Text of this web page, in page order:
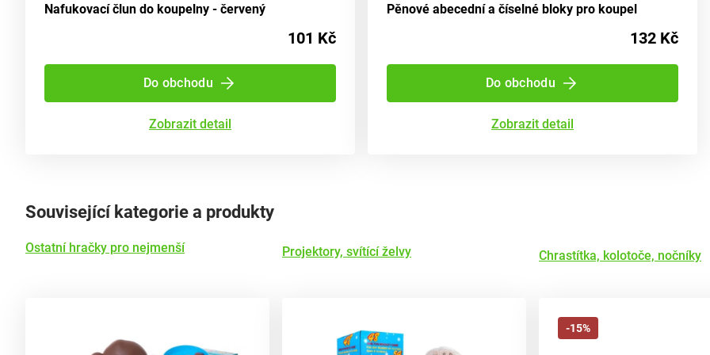
Nafukovací člun do koupelny - červený
101 Kč
Do obchodu
Zobrazit detail
Pěnové abecední a číselné bloky pro koupel
132 Kč
Do obchodu
Zobrazit detail
Související kategorie a produkty
Ostatní hračky pro nejmenší Projektory, svítící želvy Chrastítka, kolotoče, nočníky
-15%